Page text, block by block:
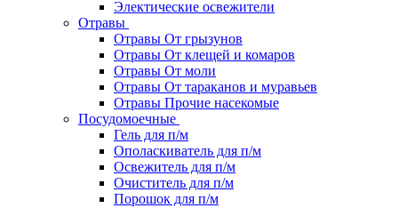
Электические освежители
Отравы
Отравы От грызунов
Отравы От клещей и комаров
Отравы От моли
Отравы От тараканов и муравьев
Отравы Прочие насекомые
Посудомоечные
Гель для п/м
Ополаскиватель для п/м
Освежитель для п/м
Очиститель для п/м
Порошок для п/м